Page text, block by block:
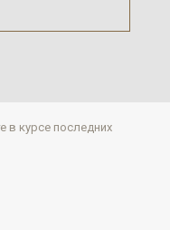
в курсе последних